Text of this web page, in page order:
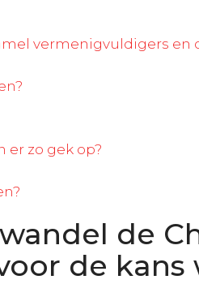
vermenigvuldigers en
er zo gek op?
de
de kans